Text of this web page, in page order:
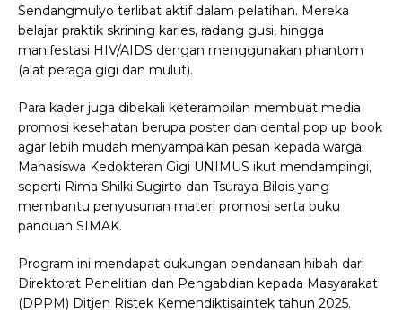
Sendangmulyo terlibat aktif dalam pelatihan. Mereka
belajar praktik skrining karies, radang gusi, hingga
manifestasi HIV/AIDS dengan menggunakan phantom
(alat peraga gigi dan mulut).
Para kader juga dibekali keterampilan membuat media
promosi kesehatan berupa poster dan dental pop up book
agar lebih mudah menyampaikan pesan kepada warga.
Mahasiswa Kedokteran Gigi UNIMUS ikut mendampingi,
seperti Rima Shilki Sugirto dan Tsuraya Bilqis yang
membantu penyusunan materi promosi serta buku
panduan SIMAK.
Program ini mendapat dukungan pendanaan hibah dari
Direktorat Penelitian dan Pengabdian kepada Masyarakat
(DPPM) Ditjen Ristek Kemendiktisaintek tahun 2025.